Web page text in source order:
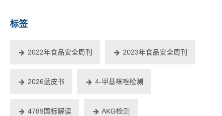
标签
2022年食品安全周刊 2023年食品安全周刊
2026蓝皮书 4-甲基咪唑检测
4789国标解读 AKG检测